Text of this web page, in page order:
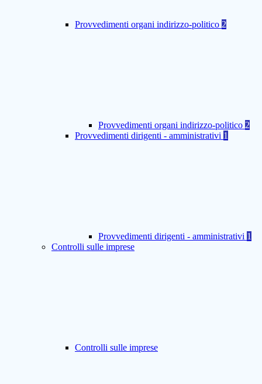
Provvedimenti organi indirizzo-politico 2
Provvedimenti organi indirizzo-politico 2
Provvedimenti dirigenti - amministrativi 1
Provvedimenti dirigenti - amministrativi 1
Controlli sulle imprese
Controlli sulle imprese